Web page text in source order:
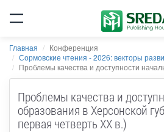
Главная
Конференция
Сормовские чтения - 2026: векторы
Проблемы качества и доступности
Проблемы качества и
образования в Херсонской
первая четверть XX в.)